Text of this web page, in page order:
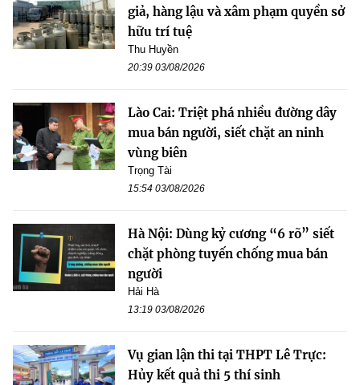
giả, hàng lậu và xâm phạm quyền sở
hữu trí tuệ
Thu Huyền
20:39 03/08/2026
Lào Cai: Triệt phá nhiều đường dây
mua bán người, siết chặt an ninh
vùng biên
Trọng Tài
15:54 03/08/2026
Hà Nội: Dùng kỷ cương “6 rõ” siết
chặt phòng tuyến chống mua bán
người
Hải Hà
13:19 03/08/2026
Vụ gian lận thi tại THPT Lê Trực:
Hủy kết quả thi 5 thí sinh